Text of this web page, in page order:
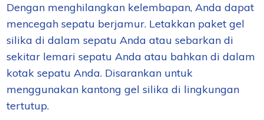
Dengan menghilangkan kelembapan, Anda dapat
mencegah sepatu berjamur. Letakkan paket gel
silika di dalam sepatu Anda atau sebarkan di
sekitar lemari sepatu Anda atau bahkan di dalam
kotak sepatu Anda. Disarankan untuk
menggunakan kantong gel silika di lingkungan
tertutup.